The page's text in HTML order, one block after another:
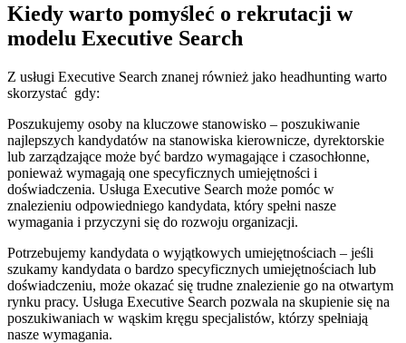
Kiedy warto pomyśleć o rekrutacji w
modelu Executive Search
Z usługi Executive Search znanej również jako headhunting warto
skorzystać gdy:
Poszukujemy osoby na kluczowe stanowisko – poszukiwanie
najlepszych kandydatów na stanowiska kierownicze, dyrektorskie
lub zarządzające może być bardzo wymagające i czasochłonne,
ponieważ wymagają one specyficznych umiejętności i
doświadczenia. Usługa Executive Search może pomóc w
znalezieniu odpowiedniego kandydata, który spełni nasze
wymagania i przyczyni się do rozwoju organizacji.
Potrzebujemy kandydata o wyjątkowych umiejętnościach – jeśli
szukamy kandydata o bardzo specyficznych umiejętnościach lub
doświadczeniu, może okazać się trudne znalezienie go na otwartym
rynku pracy. Usługa Executive Search pozwala na skupienie się na
poszukiwaniach w wąskim kręgu specjalistów, którzy spełniają
nasze wymagania.